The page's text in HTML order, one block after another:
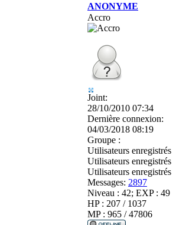
ANONYME
Accro
Joint:
28/10/2010 07:34
Dernière connexion:
04/03/2018 08:19
Groupe :
Utilisateurs enregistrés
Utilisateurs enregistrés
Utilisateurs enregistrés
Messages: 2897
Niveau : 42; EXP : 49
HP : 207 / 1037
MP : 965 / 47806